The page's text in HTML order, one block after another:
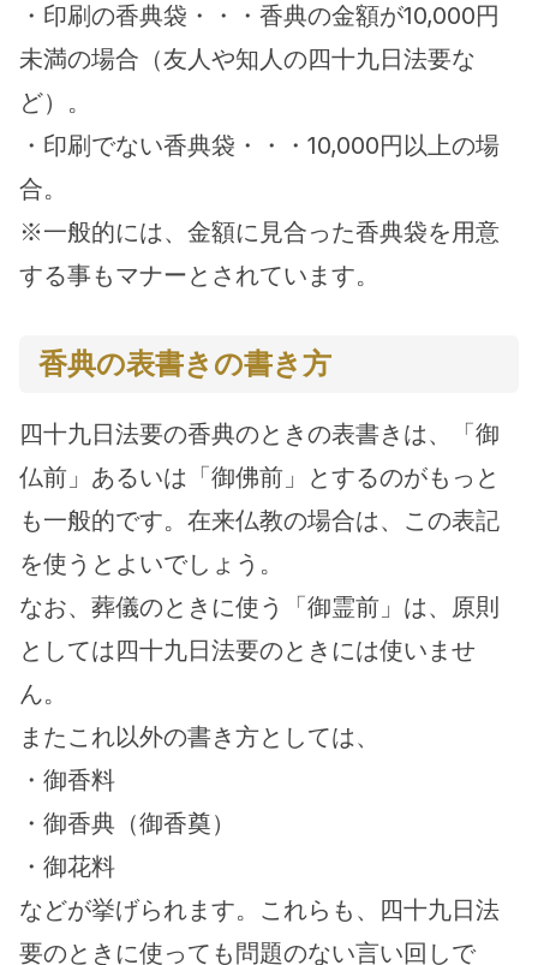
・印刷の香典袋・・・香典の金額が10,000円
未満の場合（友人や知人の四十九日法要な
ど）。
・印刷でない香典袋・・・10,000円以上の場
合。
※一般的には、金額に見合った香典袋を用意
する事もマナーとされています。
香典の表書きの書き方
四十九日法要の香典のときの表書きは、「御
仏前」あるいは「御佛前」とするのがもっと
も一般的です。在来仏教の場合は、この表記
を使うとよいでしょう。
なお、葬儀のときに使う「御霊前」は、原則
としては四十九日法要のときには使いませ
ん。
またこれ以外の書き方としては、
・御香料
・御香典（御香奠）
・御花料
などが挙げられます。これらも、四十九日法
要のときに使っても問題のない言い回しで